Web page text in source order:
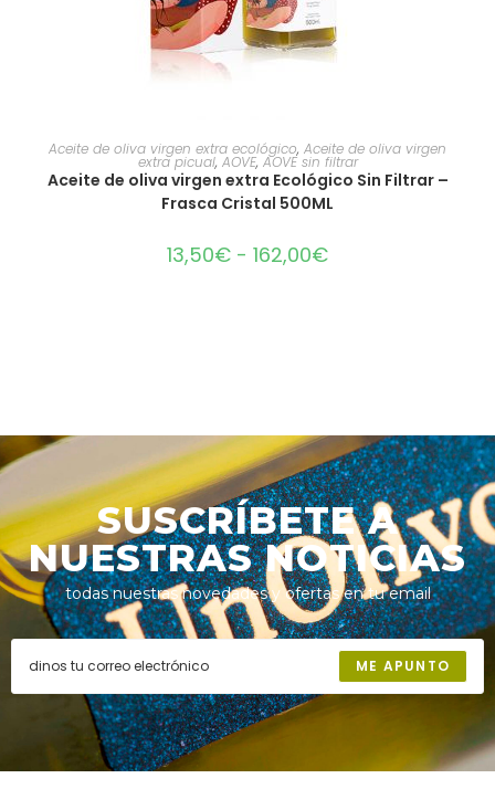
SELECCIONAR OPCIONES
Aceite de oliva virgen extra ecológico, Aceite de oliva virgen
extra picual, AOVE, AOVE sin filtrar
Aceite de oliva virgen extra Ecológico Sin Filtrar –
Frasca Cristal 500ML
13,50€ - 162,00€
SUSCRÍBETE A
NUESTRAS NOTICIAS
todas nuestras novedades y ofertas en tu email
ME APUNTO